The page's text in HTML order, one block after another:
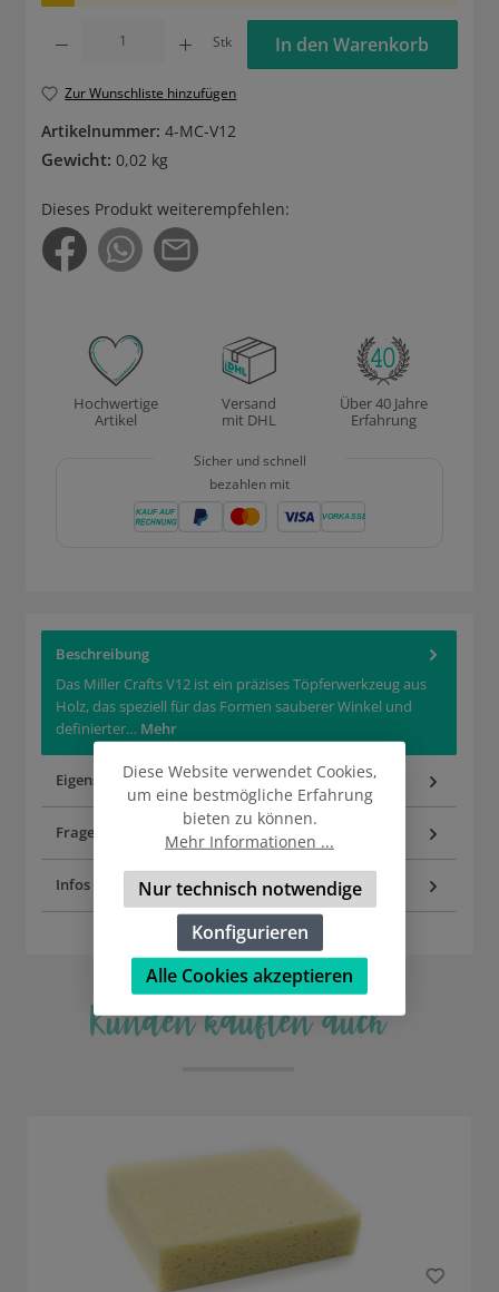
Stk In den Warenkorb
Zur Wunschliste hinzufügen
Artikelnummer: 4-MC-V12
Gewicht: 0,02 kg
Dieses Produkt weiterempfehlen:
Hochwertige
Artikel
Versand
mit DHL
Über 40 Jahre
Erfahrung
Sicher und schnell
bezahlen mit
Beschreibung
Das Miller Crafts V12 ist ein präzises Töpferwerkzeug aus
Holz, das speziell für das Formen sauberer Winkel und
definierter… Mehr
Eigenschaften
Fragen zum Artikel
Infos zur Produktsicherheit
Kunden kauften auch
Diese Website verwendet Cookies,
um eine bestmögliche Erfahrung
bieten zu können.
Mehr Informationen ...
Nur technisch notwendige
Konfigurieren
Alle Cookies akzeptieren